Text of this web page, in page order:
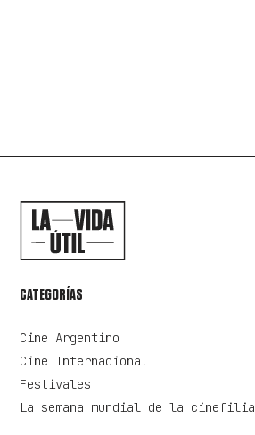
CATEGORÍAS
Cine Argentino
Cine Internacional
Festivales
La semana mundial de la cinefilia